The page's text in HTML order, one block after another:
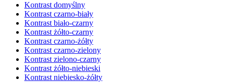
Kontrast domyślny
Kontrast czarno-biały
Kontrast biało-czarny
Kontrast żółto-czarny
Kontrast czarno-żółty
Kontrast czarno-zielony
Kontrast zielono-czarny
Kontrast żółto-niebieski
Kontrast niebiesko-żółty